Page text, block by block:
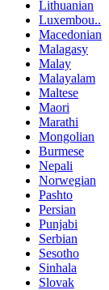
Lithuanian
Luxembou..
Macedonian
Malagasy
Malay
Malayalam
Maltese
Maori
Marathi
Mongolian
Burmese
Nepali
Norwegian
Pashto
Persian
Punjabi
Serbian
Sesotho
Sinhala
Slovak